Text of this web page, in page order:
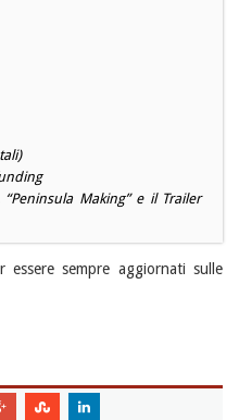
Making” e il Trailer
essere sempre aggiornati sulle